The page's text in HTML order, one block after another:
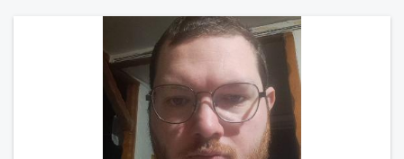
d'informations. A bientôt